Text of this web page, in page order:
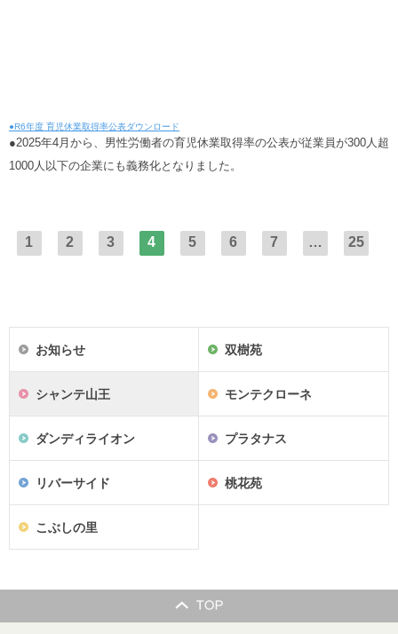
●R6年度 育児休業取得率公表ダウンロード
●2025年4月から、男性労働者の育児休業取得率の公表が従業員が300人超
1000人以下の企業にも義務化となりました。
1 2 3 4 5 6 7 … 25
お知らせ 双樹苑
シャンテ山王 モンテクローネ
ダンディライオン プラタナス
リバーサイド 桃花苑
こぶしの里